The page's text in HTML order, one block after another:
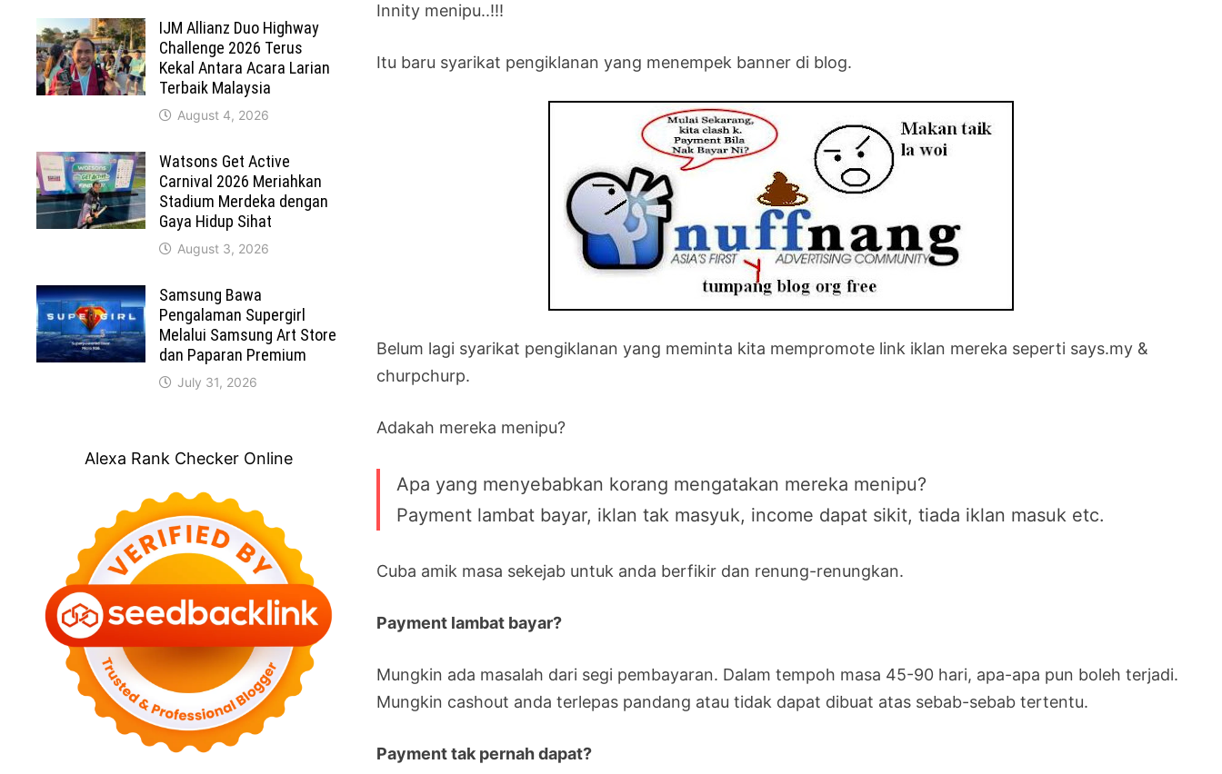
Innity menipu..!!!
Itu baru syarikat pengiklanan yang menempek banner di blog.
Belum lagi syarikat pengiklanan yang meminta kita mempromote link iklan mereka seperti says.my &
churpchurp.
Adakah mereka menipu?
Apa yang menyebabkan korang mengatakan mereka menipu?
Payment lambat bayar, iklan tak masyuk, income dapat sikit, tiada iklan masuk etc.
Cuba amik masa sekejab untuk anda berfikir dan renung-renungkan.
Payment lambat bayar?
Mungkin ada masalah dari segi pembayaran. Dalam tempoh masa 45-90 hari, apa-apa pun boleh terjadi.
Mungkin cashout anda terlepas pandang atau tidak dapat dibuat atas sebab-sebab tertentu.
Payment tak pernah dapat?
IJM Allianz Duo Highway
Challenge 2026 Terus
Kekal Antara Acara Larian
Terbaik Malaysia
August 4, 2026
Watsons Get Active
Carnival 2026 Meriahkan
Stadium Merdeka dengan
Gaya Hidup Sihat
August 3, 2026
Samsung Bawa
Pengalaman Supergirl
Melalui Samsung Art Store
dan Paparan Premium
July 31, 2026
Alexa Rank Checker Online